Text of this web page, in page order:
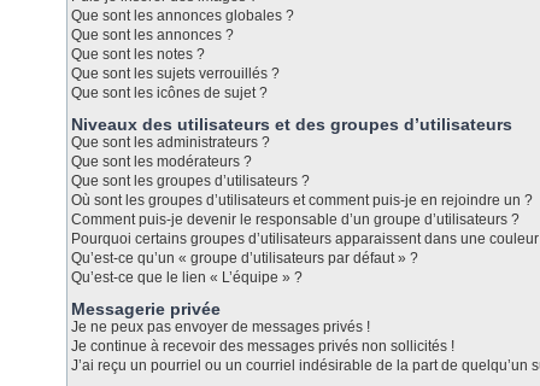
Que sont les annonces globales ?
Que sont les annonces ?
Que sont les notes ?
Que sont les sujets verrouillés ?
Que sont les icônes de sujet ?
Niveaux des utilisateurs et des groupes d’utilisateurs
Que sont les administrateurs ?
Que sont les modérateurs ?
Que sont les groupes d’utilisateurs ?
Où sont les groupes d’utilisateurs et comment puis-je en rejoindre un ?
Comment puis-je devenir le responsable d’un groupe d’utilisateurs ?
Pourquoi certains groupes d’utilisateurs apparaissent dans une
Qu’est-ce qu’un « groupe d’utilisateurs par défaut » ?
Qu’est-ce que le lien « L’équipe » ?
Messagerie privée
Je ne peux pas envoyer de messages privés !
Je continue à recevoir des messages privés non sollicités !
J’ai reçu un pourriel ou un courriel indésirable de la part de quelqu’un